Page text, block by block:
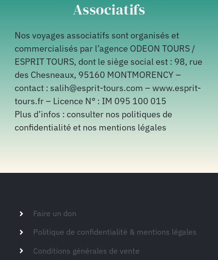
Associatifs
Nos voyages associatifs sont organisés et
commercialisés par l’agence ODEON TOURS /
ESPRIT TOURS, dont le siège social est : 98, rue
des Chesneaux, 95160 MONTMORENCY –
contact : salih@esprit-tours.com – www.esprit-
tours.fr – Licence N° : IM 095 100 015
Plus d’infos : consulter nos politiques de
confidentialité et nos mentions légales
Faire un don
Politique de confidentialité & mentions légales
Conditions générales de vente